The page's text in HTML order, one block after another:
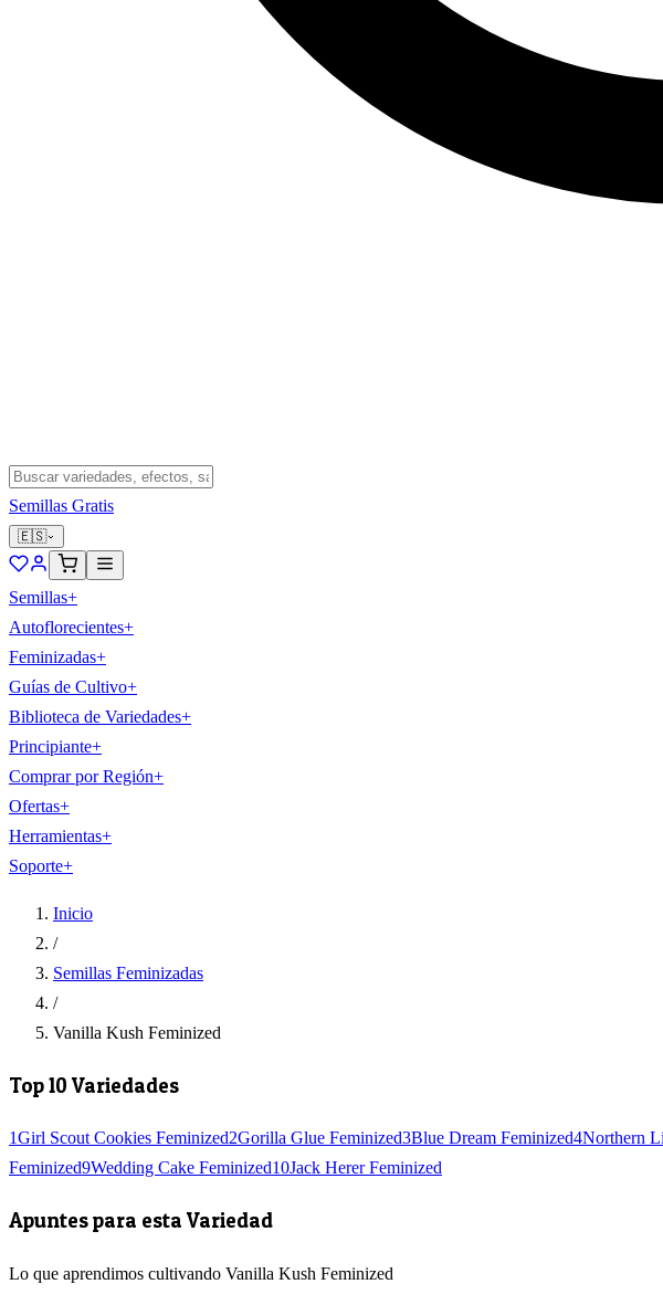
Semillas Gratis
🇪🇸
Semillas+
Autoflorecientes+
Feminizadas+
Guías de Cultivo+
Biblioteca de Variedades+
Principiante+
Comprar por Región+
Ofertas+
Herramientas+
Soporte+
Inicio
/
Semillas Feminizadas
/
Vanilla Kush Feminized
Top 10 Variedades
1Girl Scout Cookies Feminized2Gorilla Glue Feminized3Blue Dream Feminized4Northern
Feminized9Wedding Cake Feminized10Jack Herer Feminized
Apuntes para esta Variedad
Lo que aprendimos cultivando Vanilla Kush Feminized